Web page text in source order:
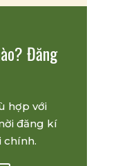
Đăng
hợp với
đăng kí
chính.